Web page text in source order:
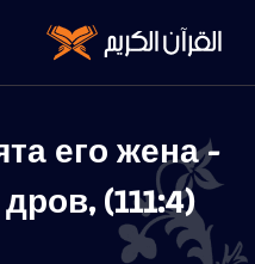
его жена -
(111:4)